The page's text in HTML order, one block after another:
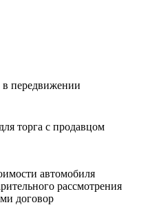
в передвижении
торга с продавцом
автомобиля
рассмотрения
договор